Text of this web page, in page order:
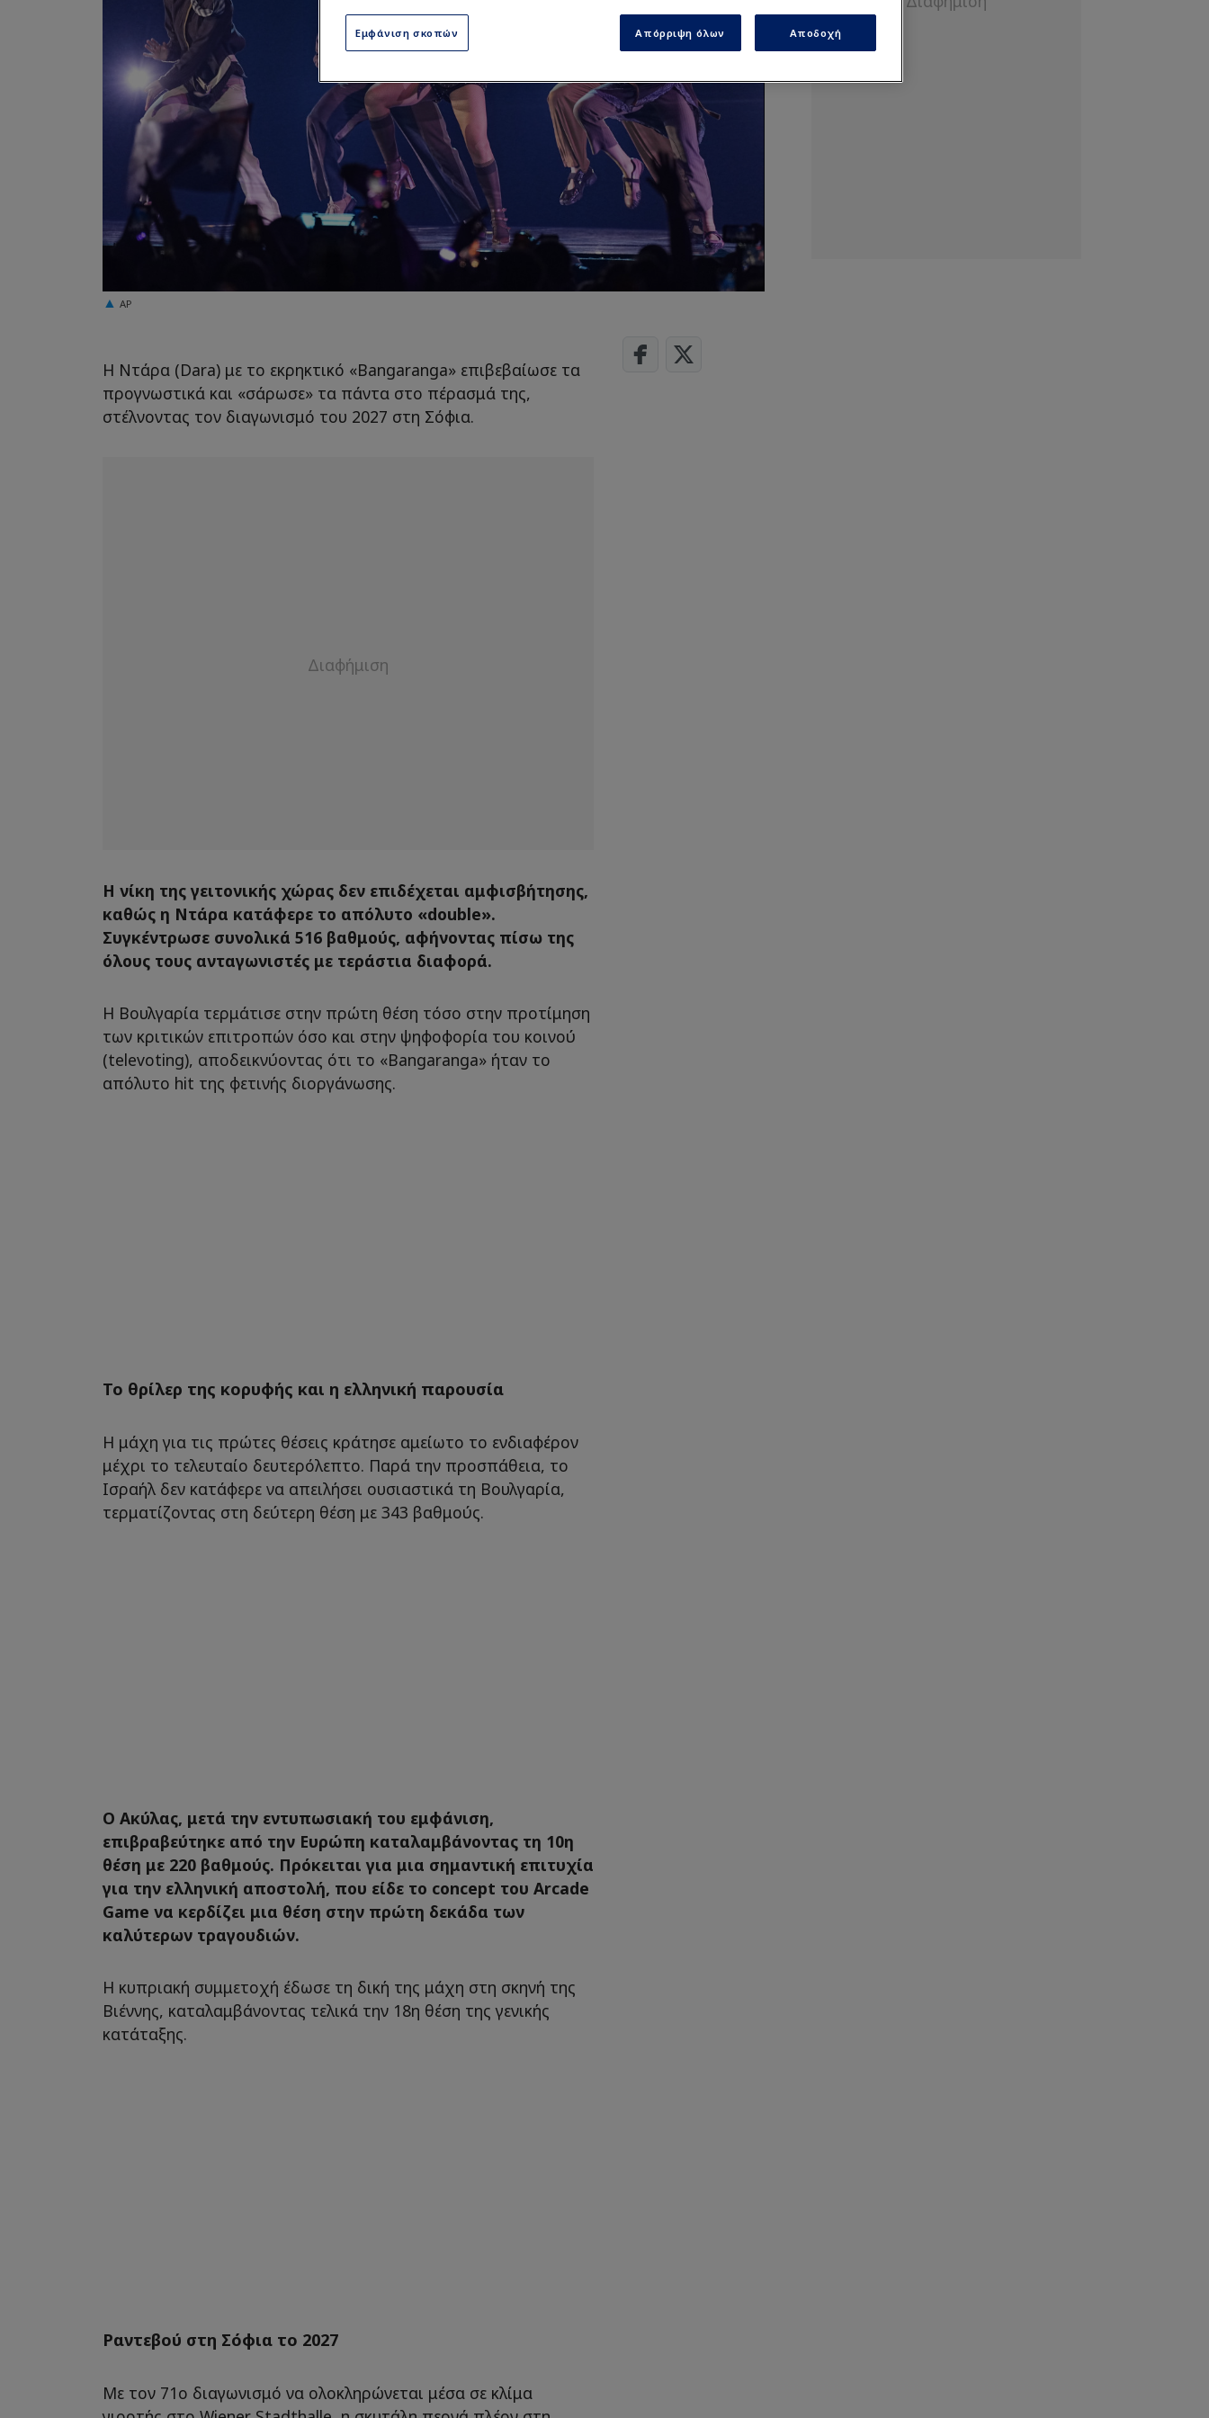
AP
Η Ντάρα (Dara) με το εκρηκτικό «Bangaranga» επιβεβαίωσε τα
προγνωστικά και «σάρωσε» τα πάντα στο πέρασμά της,
στέλνοντας τον διαγωνισμό του 2027 στη Σόφια.
Η νίκη της γειτονικής χώρας δεν επιδέχεται αμφισβήτησης,
καθώς η Ντάρα κατάφερε το απόλυτο «double».
Συγκέντρωσε συνολικά 516 βαθμούς, αφήνοντας πίσω της
όλους τους ανταγωνιστές με τεράστια διαφορά.
Η Βουλγαρία τερμάτισε στην πρώτη θέση τόσο στην προτίμηση
των κριτικών επιτροπών όσο και στην ψηφοφορία του κοινού
(televoting), αποδεικνύοντας ότι το «Bangaranga» ήταν το
απόλυτο hit της φετινής διοργάνωσης.
Το θρίλερ της κορυφής και η ελληνική παρουσία
Η μάχη για τις πρώτες θέσεις κράτησε αμείωτο το ενδιαφέρον
μέχρι το τελευταίο δευτερόλεπτο. Παρά την προσπάθεια, το
Ισραήλ δεν κατάφερε να απειλήσει ουσιαστικά τη Βουλγαρία,
τερματίζοντας στη δεύτερη θέση με 343 βαθμούς.
Ο Ακύλας, μετά την εντυπωσιακή του εμφάνιση,
επιβραβεύτηκε από την Ευρώπη καταλαμβάνοντας τη 10η
θέση με 220 βαθμούς. Πρόκειται για μια σημαντική επιτυχία
για την ελληνική αποστολή, που είδε το concept του Arcade
Game να κερδίζει μια θέση στην πρώτη δεκάδα των
καλύτερων τραγουδιών.
Η κυπριακή συμμετοχή έδωσε τη δική της μάχη στη σκηνή της
Βιέννης, καταλαμβάνοντας τελικά την 18η θέση της γενικής
κατάταξης.
Ραντεβού στη Σόφια το 2027
Με τον 71ο διαγωνισμό να ολοκληρώνεται μέσα σε κλίμα
Εμφάνιση σκοπών Απόρριψη όλων Αποδοχή